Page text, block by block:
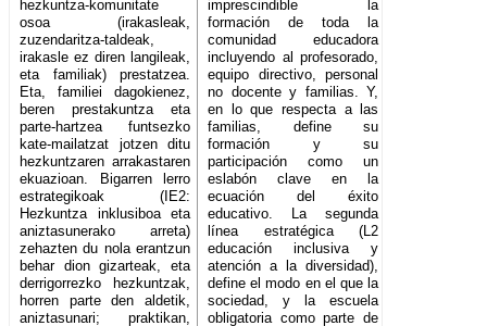
hezkuntza-komunitate
osoa (irakasleak,
zuzendaritza-taldeak,
irakasle ez diren langileak,
eta familiak) prestatzea.
Eta, familiei dagokienez,
beren prestakuntza eta
parte-hartzea funtsezko
kate-mailatzat jotzen ditu
hezkuntzaren arrakastaren
ekuazioan. Bigarren lerro
estrategikoak (IE2:
Hezkuntza inklusiboa eta
aniztasunerako arreta)
zehazten du nola erantzun
behar dion gizarteak, eta
derrigorrezko hezkuntzak,
horren parte den aldetik,
aniztasunari; praktikan,
imprescindible la
formación de toda la
comunidad educadora
incluyendo al profesorado,
equipo directivo, personal
no docente y familias. Y,
en lo que respecta a las
familias, define su
formación y su
participación como un
eslabón clave en la
ecuación del éxito
educativo. La segunda
línea estratégica (L2
educación inclusiva y
atención a la diversidad),
define el modo en el que la
sociedad, y la escuela
obligatoria como parte de